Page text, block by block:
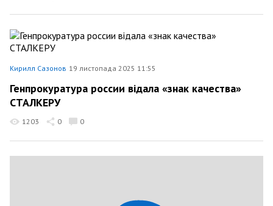
Кирилл Сазонов 19 листопада 2025 11:55
Генпрокуратура россии відала «знак качества»
СТАЛКЕРУ
1203 0 0